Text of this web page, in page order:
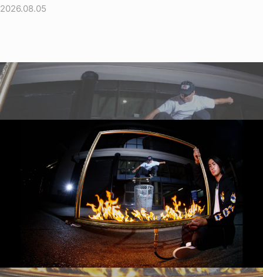
2026.08.05